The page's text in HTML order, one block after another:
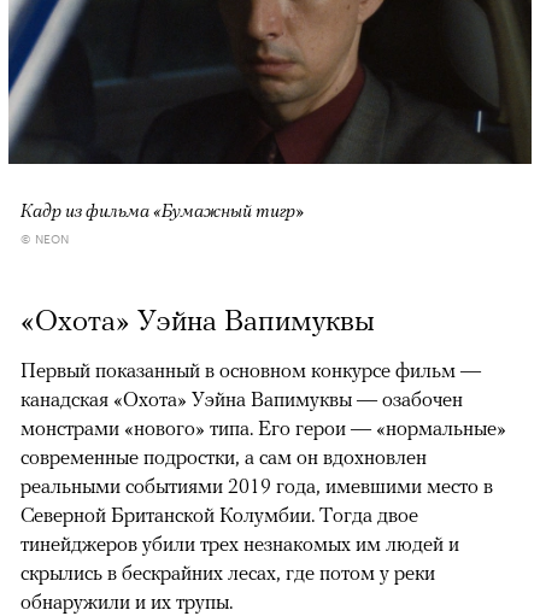
Кадр из фильма «Бумажный тигр»
© NEON
«Охота» Уэйна Вапимуквы
Первый показанный в основном конкурсе фильм —
канадская «Охота» Уэйна Вапимуквы — озабочен
монстрами «нового» типа. Его герои — «нормальные»
современные подростки, а сам он вдохновлен
реальными событиями 2019 года, имевшими место в
Северной Британской Колумбии. Тогда двое
тинейджеров убили трех незнакомых им людей и
скрылись в бескрайних лесах, где потом у реки
обнаружили и их трупы.